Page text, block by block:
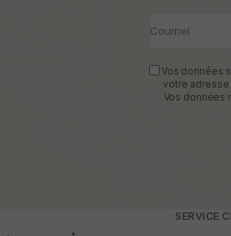
Courriel
Vos données
votre adresse
Vos données
SERVICE